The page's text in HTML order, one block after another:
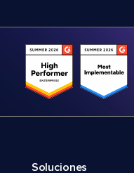
Soluciones